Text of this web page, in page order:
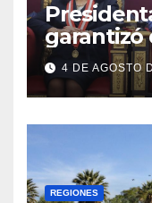
garantizó
respetará
poderes
4 DE AGOSTO
REGIONES